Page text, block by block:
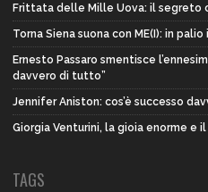
Frittata delle Mille Uova: il segreto
Torna Siena suona con ME(I): in
Ernesto Passaro smentisce
davvero di tutto”
Jennifer Aniston: cos’è successo
Giorgia Venturini, la gioia enorme e
TAGS